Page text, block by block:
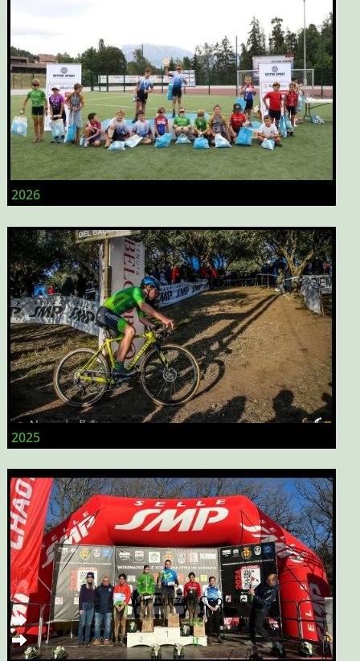
2026
2025
Wir nutzen Cookies
de
it